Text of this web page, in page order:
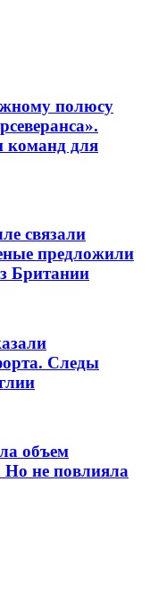
полюсу
команд для
связали
предложили
Британии
Следы
объем
Но не повлияла